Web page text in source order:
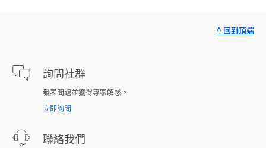
詢問社群
發表問題並獲得專家解惑。
立即詢問
聯絡我們
^ 回到頂端